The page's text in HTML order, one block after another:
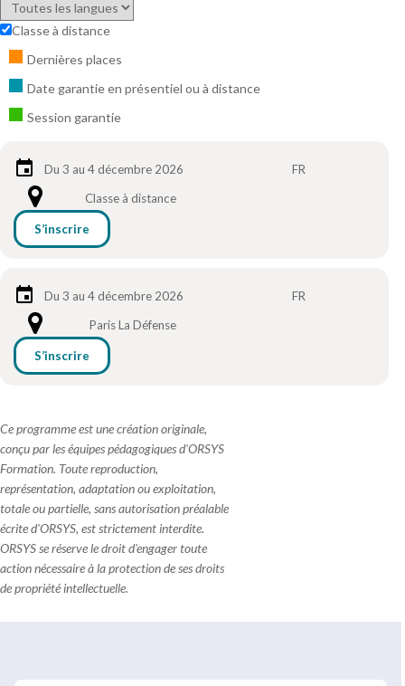
Classe à distance
Dernières places
Date garantie en présentiel ou à distance
Session garantie
Du 3 au 4 décembre 2026
FR
Classe à distance
S’inscrire
Du 3 au 4 décembre 2026
FR
Paris La Défense
S’inscrire
Ce programme est une création originale,
conçu par les équipes pédagogiques d'ORSYS
Formation. Toute reproduction,
représentation, adaptation ou exploitation,
totale ou partielle, sans autorisation préalable
écrite d'ORSYS, est strictement interdite.
ORSYS se réserve le droit d'engager toute
action nécessaire à la protection de ses droits
de propriété intellectuelle.